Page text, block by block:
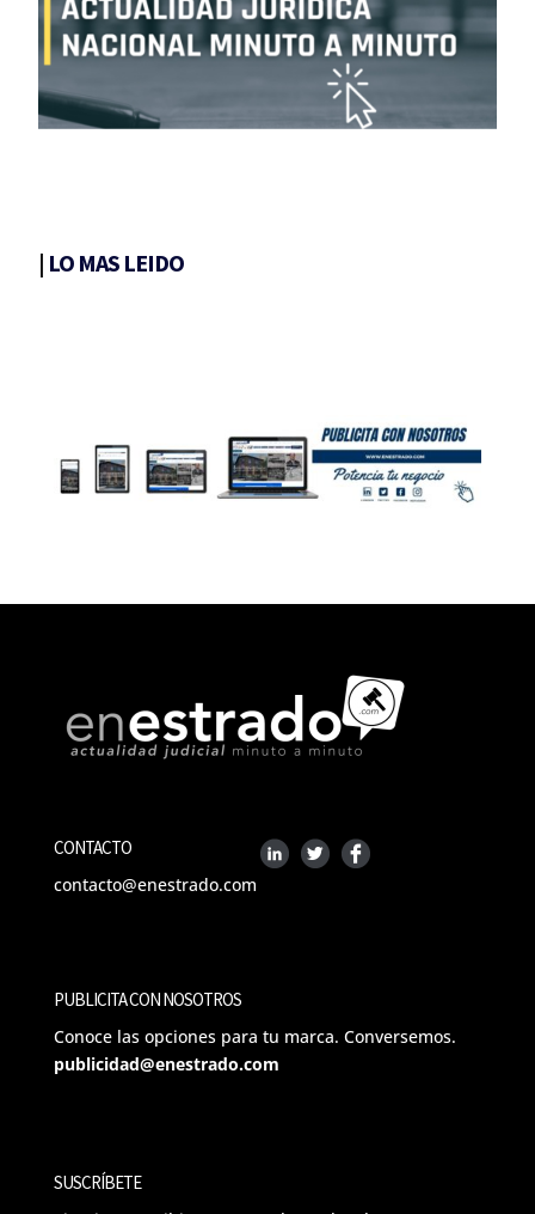
| LO MAS LEIDO
CONTACTO
contacto@enestrado.com
PUBLICITA CON NOSOTROS
Conoce las opciones para tu marca. Conversemos.
publicidad@enestrado.com
SUSCRÍBETE